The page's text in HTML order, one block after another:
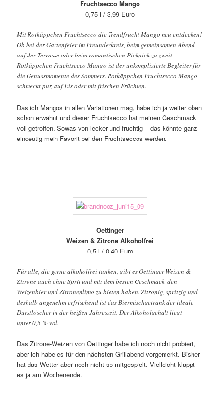
Fruchtsecco Mango
0,75 l / 3,99 Euro
Mit Rotkäppchen Fruchtsecco die Trendfrucht Mango neu entdecken!
Ob bei der Gartenfeier im Freundeskreis, beim gemeinsamen Abend
auf der Terrasse oder beim romantischen Picknick zu zweit –
Rotkäppchen Fruchtsecco Mango ist der unkomplizierte Begleiter für
die Genussmomente des Sommers. Rotkäppchen Fruchtsecco Mango
schmeckt pur, auf Eis oder mit frischen Früchten.
Das ich Mangos in allen Variationen mag, habe ich ja weiter oben
schon erwähnt und dieser Fruchtsecco hat meinen Geschmack
voll getroffen. Sowas von lecker und fruchtig – das könnte ganz
eindeutig mein Favorit bei den Fruchtseccos werden.
Oettinger
Weizen & Zitrone Alkoholfrei
0,5 l / 0,40 Euro
Für alle, die gerne alkoholfrei tanken, gibt es Oettinger Weizen &
Zitrone auch ohne Sprit und mit dem besten Geschmack, den
Weizenbier und Zitronenlimo zu bieten haben. Zitronig, spritzig und
deshalb angenehm erfrischend ist das Biermischgetränk der ideale
Durstlöscher in der heißen Jahreszeit. Der Alkoholgehalt liegt
unter 0,5 % vol.
Das Zitrone-Weizen von Oettinger habe ich noch nicht probiert,
aber ich habe es für den nächsten Grillabend vorgemerkt. Bisher
hat das Wetter aber noch nicht so mitgespielt. Vielleicht klappt
es ja am Wochenende.